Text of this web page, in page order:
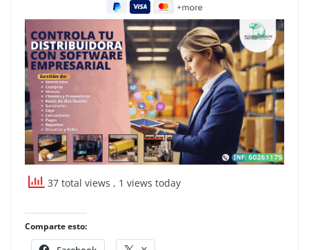
37 total views , 1 views today
Comparte esto: